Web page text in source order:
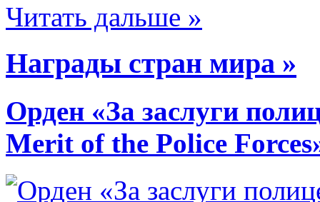
Читать дальше »
Награды стран мира »
Орден «За заслуги
Merit of the Police